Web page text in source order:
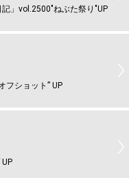
記」vol.2500"ねぶた祭り"UP
フショット” UP